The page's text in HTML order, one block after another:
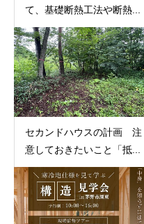
て、基礎断熱工法や断熱...
セカンドハウスの計画 注
意しておきたいこと「抵...